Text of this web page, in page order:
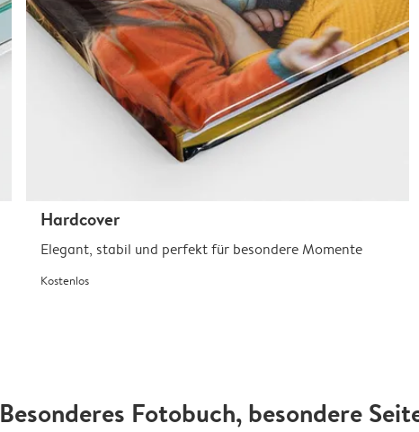
Hardcover
Elegant, stabil und perfekt für besondere Momente
Kostenlos
Besonderes Fotobuch, besondere